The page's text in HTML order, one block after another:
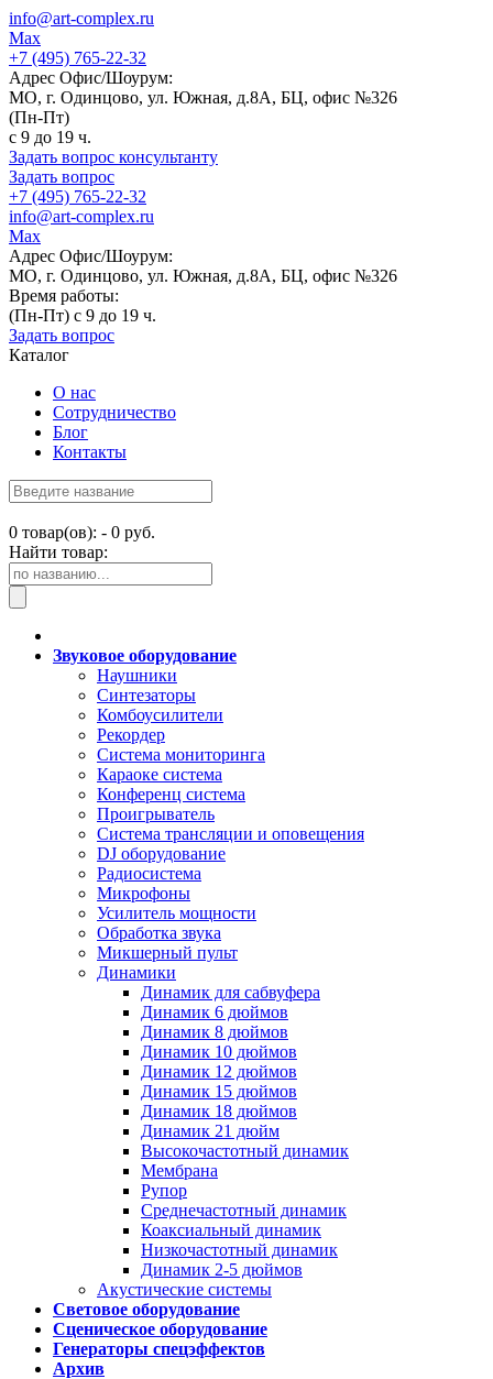
info@art-complex.ru
Max
+7 (495) 765-22-32
Адрес Офис/Шоурум:
МО, г. Одинцово, ул. Южная, д.8А, БЦ, офис №326
(Пн-Пт)
с 9 до 19 ч.
Задать вопрос консультанту
Задать вопрос
+7 (495) 765-22-32
info@art-complex.ru
Max
Адрес Офис/Шоурум:
МО, г. Одинцово, ул. Южная, д.8А, БЦ, офис №326
Время работы:
(Пн-Пт) с 9 до 19 ч.
Задать вопрос
Каталог
О нас
Сотрудничество
Блог
Контакты
0 товар(ов): - 0 руб.
Найти товар:
Звуковое оборудование
Наушники
Синтезаторы
Комбоусилители
Рекордер
Система мониторинга
Караоке система
Конференц система
Проигрыватель
Система трансляции и оповещения
DJ оборудование
Радиосистема
Микрофоны
Усилитель мощности
Обработка звука
Микшерный пульт
Динамики
Динамик для сабвуфера
Динамик 6 дюймов
Динамик 8 дюймов
Динамик 10 дюймов
Динамик 12 дюймов
Динамик 15 дюймов
Динамик 18 дюймов
Динамик 21 дюйм
Высокочастотный динамик
Мембрана
Рупор
Среднечастотный динамик
Коаксиальный динамик
Низкочастотный динамик
Динамик 2-5 дюймов
Акустические системы
Световое оборудование
Сценическое оборудование
Генераторы спецэффектов
Архив